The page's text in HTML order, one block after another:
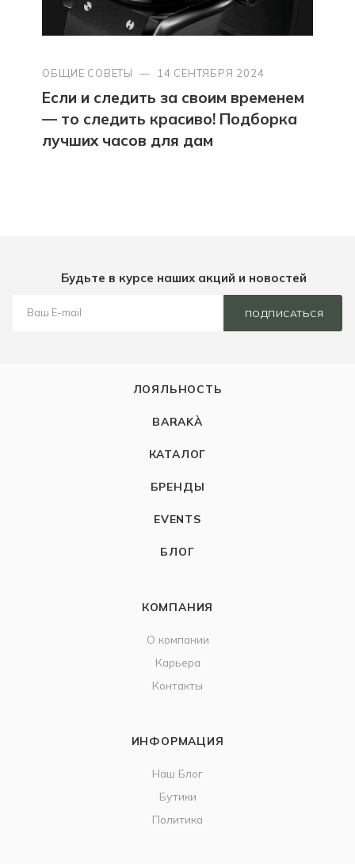
ОБЩИЕ СОВЕТЫ — 14 СЕНТЯБРЯ 2024
Если и следить за своим временем
— то следить красиво! Подборка
лучших часов для дам
Будьте в курсе наших акций и новостей
ПОДПИСАТЬСЯ
ЛОЯЛЬНОСТЬ
BARAKÀ
КАТАЛОГ
БРЕНДЫ
EVENTS
БЛОГ
КОМПАНИЯ
О компании
Карьера
Контакты
ИНФОРМАЦИЯ
Наш Блог
Бутики
Политика